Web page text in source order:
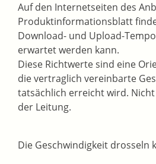
Auf den Internetseiten des
Produktinformationsblatt
Download- und Upload-
erwartet werden kann.
Diese Richtwerte sind eine
die vertraglich vereinbarte
tatsächlich erreicht wird.
der Leitung.
Die Geschwindigkeit drosseln